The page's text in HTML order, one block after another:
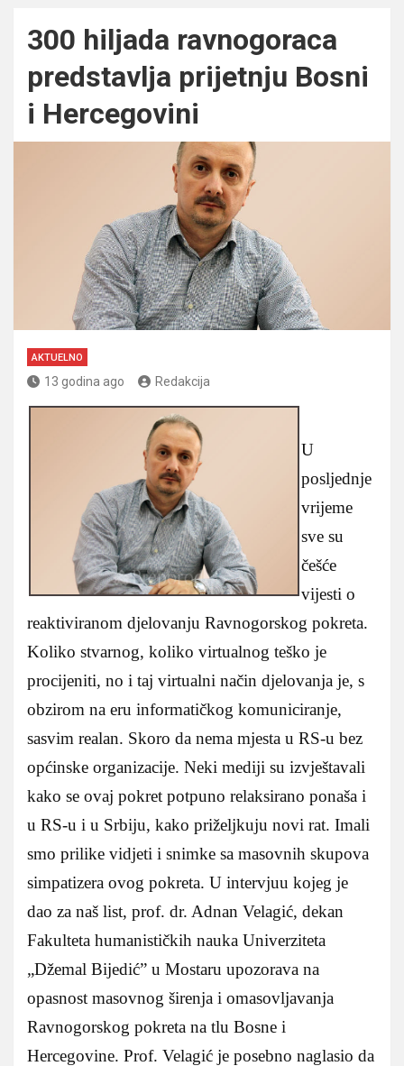
300 hiljada ravnogoraca
predstavlja prijetnju Bosni
i Hercegovini
AKTUELNO
13 godina ago Redakcija
U
posljednje
vrijeme
sve su
češće
vijesti o
reaktiviranom djelovanju Ravnogorskog pokreta.
Koliko stvarnog, koliko virtualnog teško je
procijeniti, no i taj virtualni način djelovanja je, s
obzirom na eru informatičkog komuniciranje,
sasvim realan. Skoro da nema mjesta u RS-u bez
općinske organizacije. Neki mediji su izvještavali
kako se ovaj pokret potpuno relaksirano ponaša i
u RS-u i u Srbiju, kako priželjkuju novi rat. Imali
smo prilike vidjeti i snimke sa masovnih skupova
simpatizera ovog pokreta. U intervjuu kojeg je
dao za naš list, prof. dr. Adnan Velagić, dekan
Fakulteta humanističkih nauka Univerziteta
„Džemal Bijedić” u Mostaru upozorava na
opasnost masovnog širenja i omasovljavanja
Ravnogorskog pokreta na tlu Bosne i
Hercegovine. Prof. Velagić je posebno naglasio da